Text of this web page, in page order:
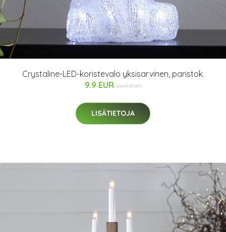
Crystaline-LED-koristevalo yksisarvinen, paristok.
9.9 EUR 26.9 EUR
LISÄTIETOJA